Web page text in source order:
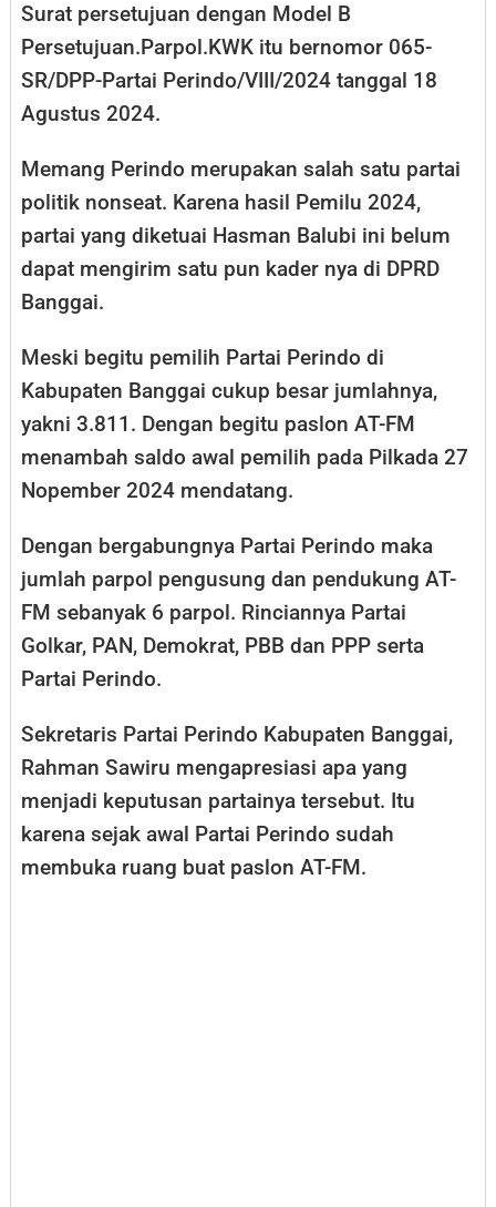
Surat persetujuan dengan Model B
Persetujuan.Parpol.KWK itu bernomor 065-
SR/DPP-Partai Perindo/VIII/2024 tanggal 18
Agustus 2024.
Memang Perindo merupakan salah satu partai
politik nonseat. Karena hasil Pemilu 2024,
partai yang diketuai Hasman Balubi ini belum
dapat mengirim satu pun kader nya di DPRD
Banggai.
Meski begitu pemilih Partai Perindo di
Kabupaten Banggai cukup besar jumlahnya,
yakni 3.811. Dengan begitu paslon AT-FM
menambah saldo awal pemilih pada Pilkada 27
Nopember 2024 mendatang.
Dengan bergabungnya Partai Perindo maka
jumlah parpol pengusung dan pendukung AT-
FM sebanyak 6 parpol. Rinciannya Partai
Golkar, PAN, Demokrat, PBB dan PPP serta
Partai Perindo.
Sekretaris Partai Perindo Kabupaten Banggai,
Rahman Sawiru mengapresiasi apa yang
menjadi keputusan partainya tersebut. Itu
karena sejak awal Partai Perindo sudah
membuka ruang buat paslon AT-FM.